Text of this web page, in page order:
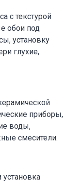
с текстурой
обои под
установку
глухие,
приборы,
воды,
смесители.